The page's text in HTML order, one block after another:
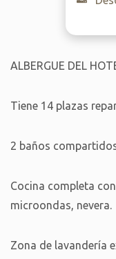
ALBERGUE DEL
Tiene 14 plazas
2 baños
Cocina completa
microondas, nevera.
Zona de lavandería